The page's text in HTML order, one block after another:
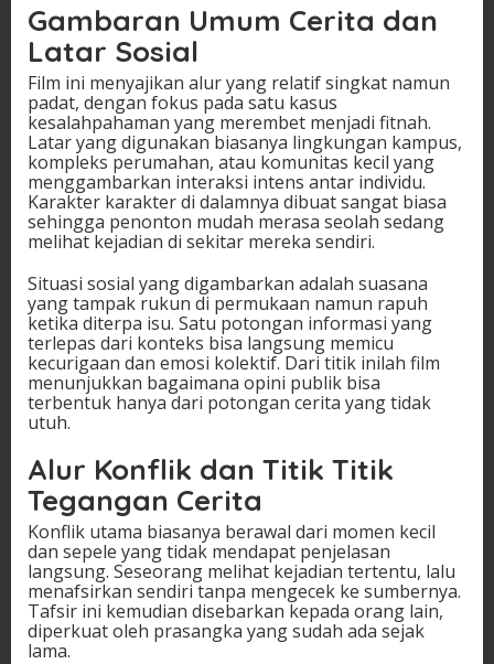
Gambaran Umum Cerita dan
Latar Sosial
Film ini menyajikan alur yang relatif singkat namun
padat, dengan fokus pada satu kasus
kesalahpahaman yang merembet menjadi fitnah.
Latar yang digunakan biasanya lingkungan kampus,
kompleks perumahan, atau komunitas kecil yang
menggambarkan interaksi intens antar individu.
Karakter karakter di dalamnya dibuat sangat biasa
sehingga penonton mudah merasa seolah sedang
melihat kejadian di sekitar mereka sendiri.
Situasi sosial yang digambarkan adalah suasana
yang tampak rukun di permukaan namun rapuh
ketika diterpa isu. Satu potongan informasi yang
terlepas dari konteks bisa langsung memicu
kecurigaan dan emosi kolektif. Dari titik inilah film
menunjukkan bagaimana opini publik bisa
terbentuk hanya dari potongan cerita yang tidak
utuh.
Alur Konflik dan Titik Titik
Tegangan Cerita
Konflik utama biasanya berawal dari momen kecil
dan sepele yang tidak mendapat penjelasan
langsung. Seseorang melihat kejadian tertentu, lalu
menafsirkan sendiri tanpa mengecek ke sumbernya.
Tafsir ini kemudian disebarkan kepada orang lain,
diperkuat oleh prasangka yang sudah ada sejak
lama.